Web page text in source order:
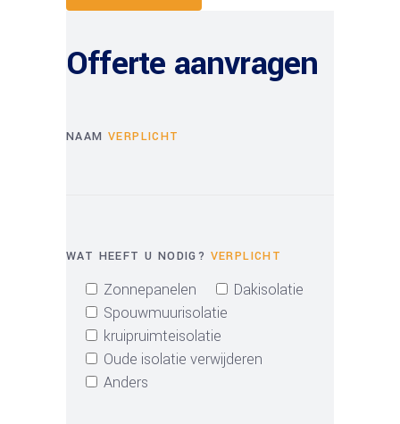
Offerte aanvragen
NAAM VERPLICHT
WAT HEEFT U NODIG? VERPLICHT
Zonnepanelen
Dakisolatie
Spouwmuurisolatie
kruipruimteisolatie
Oude isolatie verwijderen
Anders